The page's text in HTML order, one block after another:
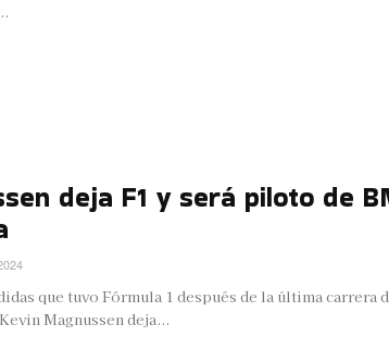
deja F1 y será piloto de
que tuvo Fórmula 1 después de la última carrera
Magnussen deja...